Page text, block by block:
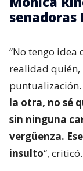
senadoras
“No tengo idea
realidad quién,
puntualización.
la otra, no sé
sin ninguna
vergüenza.
insulto“, criticó.